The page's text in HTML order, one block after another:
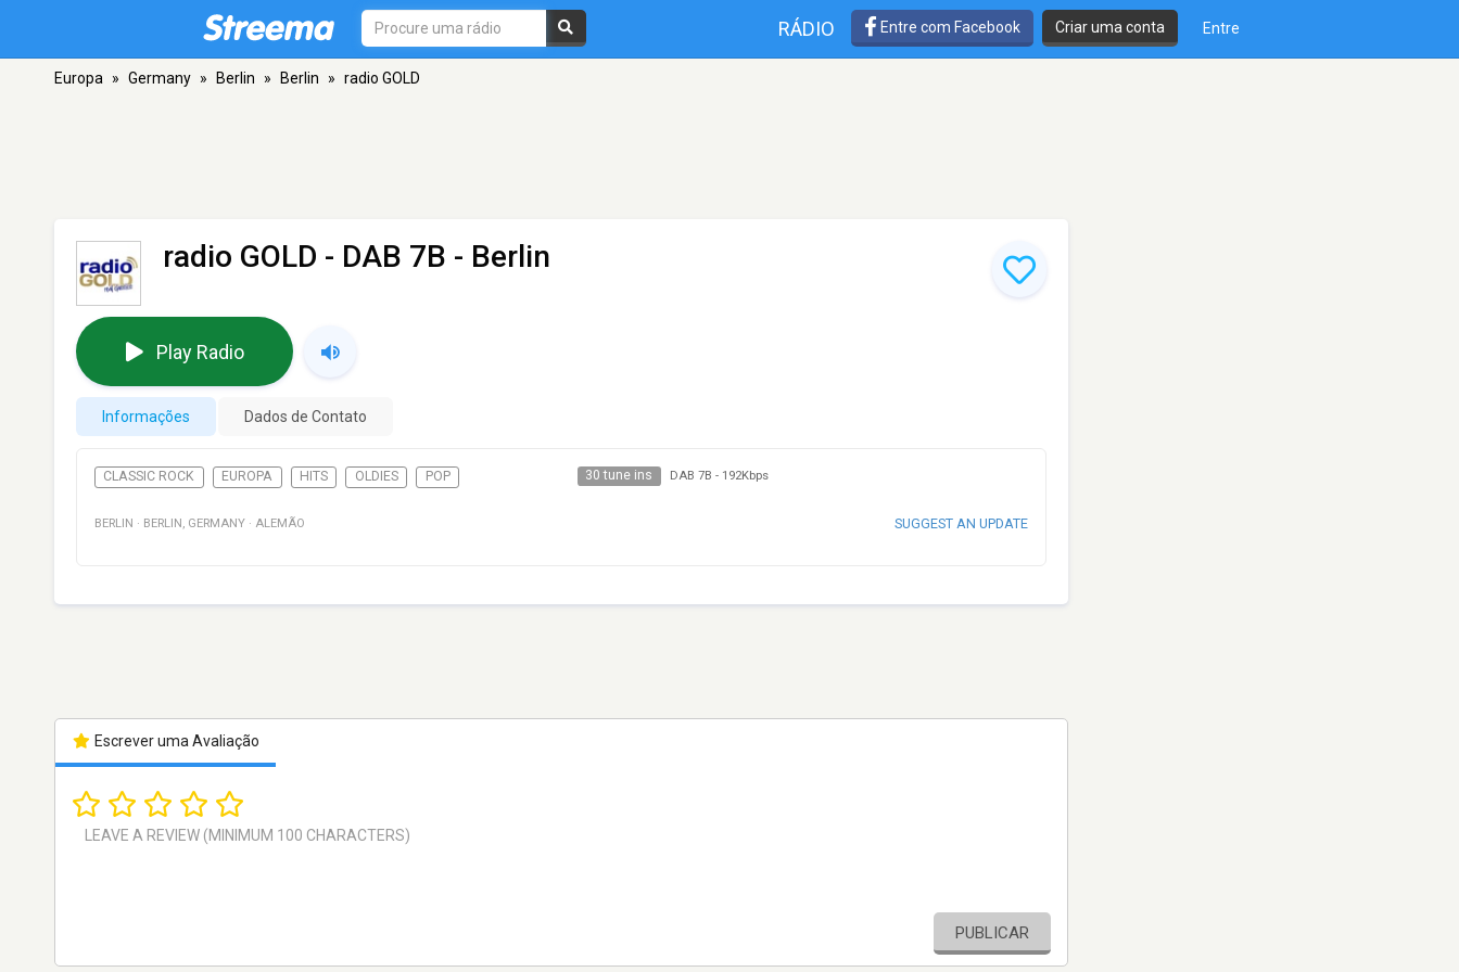
RÁDIO Entre com Facebook Criar uma conta Entre
Europa » Germany » Berlin » Berlin » radio GOLD
radio GOLD - DAB 7B - Berlin
Play Radio
Informações Dados de Contato
CLASSIC ROCK EUROPA HITS OLDIES POP 30 tune ins DAB 7B - 192Kbps
BERLIN · BERLIN , GERMANY · ALEMÃO SUGGEST AN UPDATE
Escrever uma Avaliação
PUBLICAR